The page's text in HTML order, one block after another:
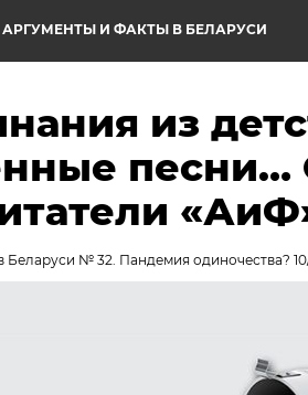
АРГУМЕНТЫ И ФАКТЫ В БЕЛАРУСИ
из
песни…
Беларуси № 32. Пандемия одиночества?